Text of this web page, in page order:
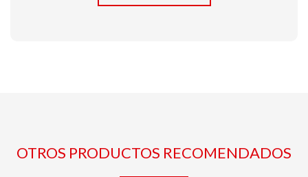
OTROS PRODUCTOS RECOMENDADOS